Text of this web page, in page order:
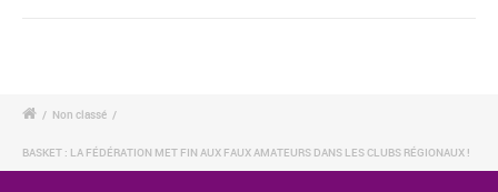
/ Non classé /
BASKET : LA FÉDÉRATION MET FIN AUX FAUX AMATEURS DANS LES CLUBS RÉGIONAUX !